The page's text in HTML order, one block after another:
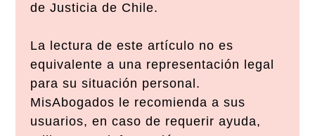
de Justicia de Chile.
La lectura de este artículo no es
equivalente a una representación legal
para su situación personal.
MisAbogados le recomienda a sus
usuarios, en caso de requerir ayuda,